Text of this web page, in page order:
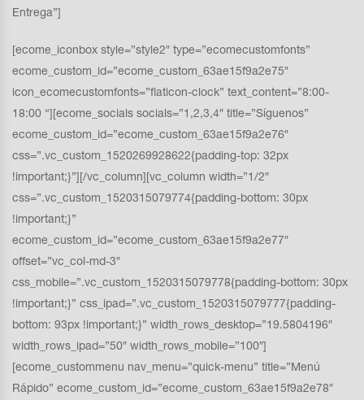
Entrega”]
[ecome_iconbox style=”style2″ type=”ecomecustomfonts”
ecome_custom_id=”ecome_custom_63ae15f9a2e75″
icon_ecomecustomfonts=”flaticon-clock” text_content=”8:00-
18:00 “][ecome_socials socials=”1,2,3,4″ title=”Síguenos”
ecome_custom_id=”ecome_custom_63ae15f9a2e76″
css=”.vc_custom_1520269928622{padding-top: 32px
!important;}”][/vc_column][vc_column width=”1/2″
css=”.vc_custom_1520315079774{padding-bottom: 30px
!important;}”
ecome_custom_id=”ecome_custom_63ae15f9a2e77″
offset=”vc_col-md-3″
css_mobile=”.vc_custom_1520315079778{padding-bottom: 30px
!important;}” css_ipad=”.vc_custom_1520315079777{padding-
bottom: 93px !important;}” width_rows_desktop=”19.5804196″
width_rows_ipad=”50″ width_rows_mobile=”100″]
[ecome_custommenu nav_menu=”quick-menu” title=”Menú
Rápido” ecome_custom_id=”ecome_custom_63ae15f9a2e78″